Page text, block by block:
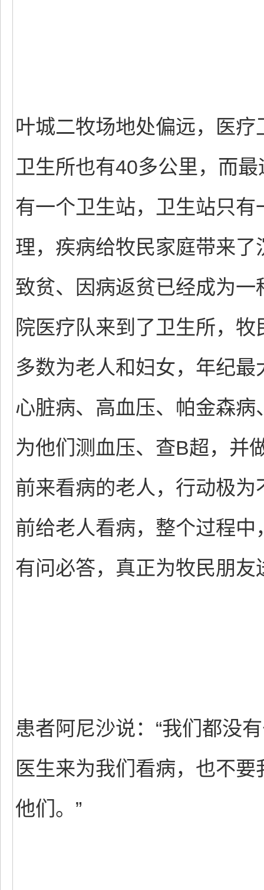
叶城二牧场地处偏远，医
卫生所也有40多公里，而
有一个卫生站，卫生站只
理，疾病给牧民家庭带来
致贫、因病返贫已经成为
院医疗队来到了卫生所，
多数为老人和妇女，年纪
心脏病、高血压、帕金森
为他们测血压、查B超，并
前来看病的老人，行动极
前给老人看病，整个过程
有问必答，真正为牧民朋
患者阿尼沙说：“我们都没
医生来为我们看病，也不
他们。”